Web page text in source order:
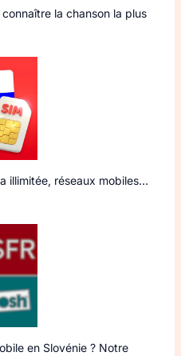
la chanson la plus
illimitée, réseaux mobiles…
en Slovénie ? Notre